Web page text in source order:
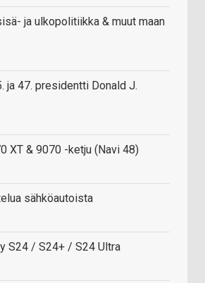
ja ulkopolitiikka & muut maan
ja 47. presidentti Donald J.
XT & 9070 -ketju (Navi 48)
sähköautoista
S24 / S24+ / S24 Ultra